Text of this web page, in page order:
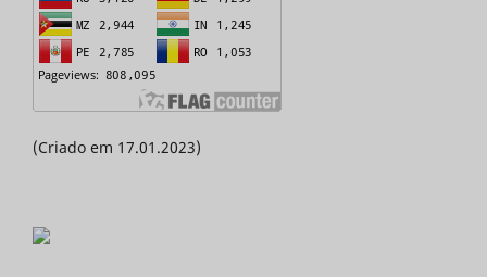
(Criado em 17.01.2023)